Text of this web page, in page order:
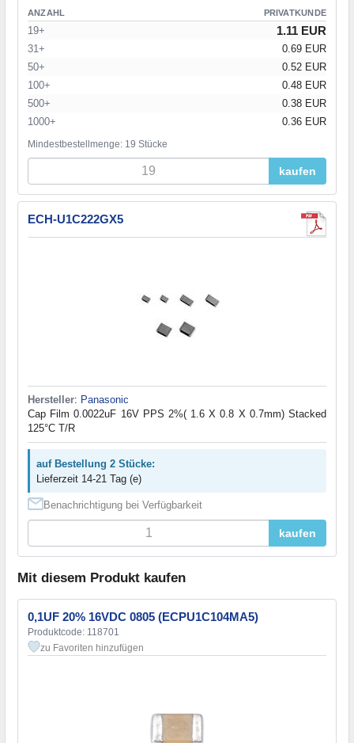
ANZAHL PRIVATKUNDE
19+ 1.11 EUR
31+
0.69 EUR
50+
0.52 EUR
100+
0.48 EUR
500+
0.38 EUR
1000+
0.36 EUR
Mindestbestellmenge: 19 Stücke
kaufen
ECH-U1C222GX5
Hersteller: Panasonic
Cap Film 0.0022uF 16V PPS 2%( 1.6 X 0.8 X 0.7mm) Stacked
125°C T/R
auf Bestellung 2 Stücke:
Lieferzeit 14-21 Tag (e)
Benachrichtigung bei Verfügbarkeit
kaufen
Mit diesem Produkt kaufen
0,1UF 20% 16VDC 0805 (ECPU1C104MA5)
Produktcode: 118701
zu Favoriten hinzufügen